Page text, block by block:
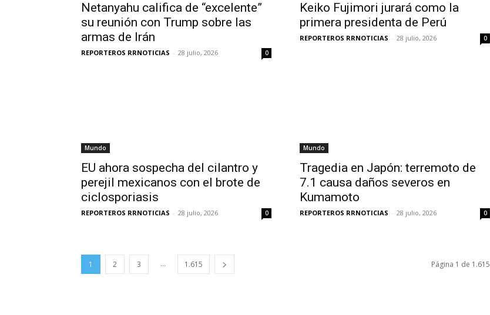
Netanyahu califica de “excelente”
su reunión con Trump sobre las
armas de Irán
REPORTEROS RRNOTICIAS - 28 julio, 2026 0
Keiko Fujimori jurará como la
primera presidenta de Perú
REPORTEROS RRNOTICIAS - 28 julio, 2026 0
Mundo
EU ahora sospecha del cilantro y
perejil mexicanos con el brote de
ciclosporiasis
REPORTEROS RRNOTICIAS - 28 julio, 2026 0
Mundo
Tragedia en Japón: terremoto de
7.1 causa daños severos en
Kumamoto
REPORTEROS RRNOTICIAS - 28 julio, 2026 0
1 2 3 ... 1.615 Página 1 de 1.615